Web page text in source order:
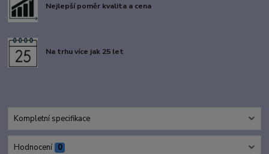
Nejlepší poměr kvalita a cena
Na trhu více jak 25 let
Kompletní specifikace
Hodnocení 0